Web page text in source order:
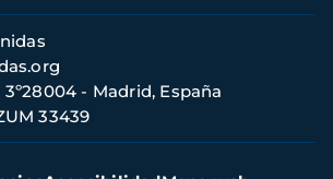
- Madrid, España
33439